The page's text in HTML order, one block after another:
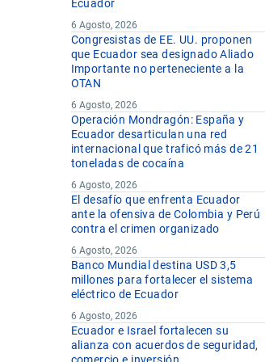
Ecuador
6 Agosto, 2026
Congresistas de EE. UU. proponen
que Ecuador sea designado Aliado
Importante no perteneciente a la
OTAN
6 Agosto, 2026
Operación Mondragón: España y
Ecuador desarticulan una red
internacional que traficó más de 21
toneladas de cocaína
6 Agosto, 2026
El desafío que enfrenta Ecuador
ante la ofensiva de Colombia y Perú
contra el crimen organizado
6 Agosto, 2026
Banco Mundial destina USD 3,5
millones para fortalecer el sistema
eléctrico de Ecuador
6 Agosto, 2026
Ecuador e Israel fortalecen su
alianza con acuerdos de seguridad,